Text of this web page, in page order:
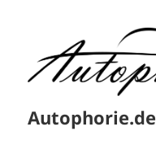
Autophorie.de